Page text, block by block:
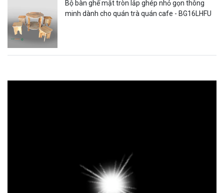
Bộ bàn ghế mặt tròn lắp ghép nhỏ gọn thông
minh dành cho quán trà quán cafe - BG16LHFU